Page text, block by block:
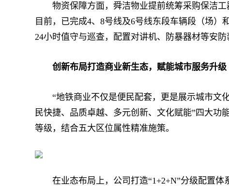
物资保障方面，舜洁物业提前统筹采购保洁工
目前，已完成4、8号线及6号线东段车辆段（场
24小时值守与巡查，配置对讲机、防暴器材等安
创新布局打造商业新生态，赋能城市服务升级
“地铁商业不仅是便民配套，更是展示城市文化
民快捷、品质卓越、多元创新、文化赋能”四大功
等级，结合五大区位属性精准施策。
在业态布局上，公司打造“1+2+N”分级配置体